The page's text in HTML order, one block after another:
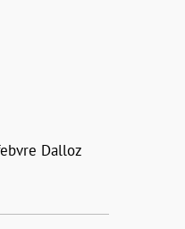
Dalloz